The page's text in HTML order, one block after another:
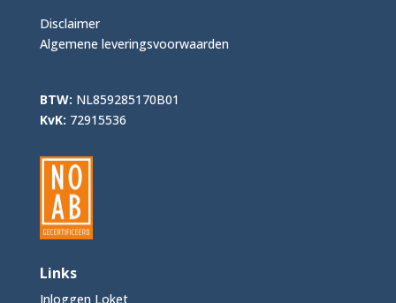
Disclaimer
Algemene leveringsvoorwaarden
BTW: NL859285170B01
KvK: 72915536
Links
Inloggen Loket